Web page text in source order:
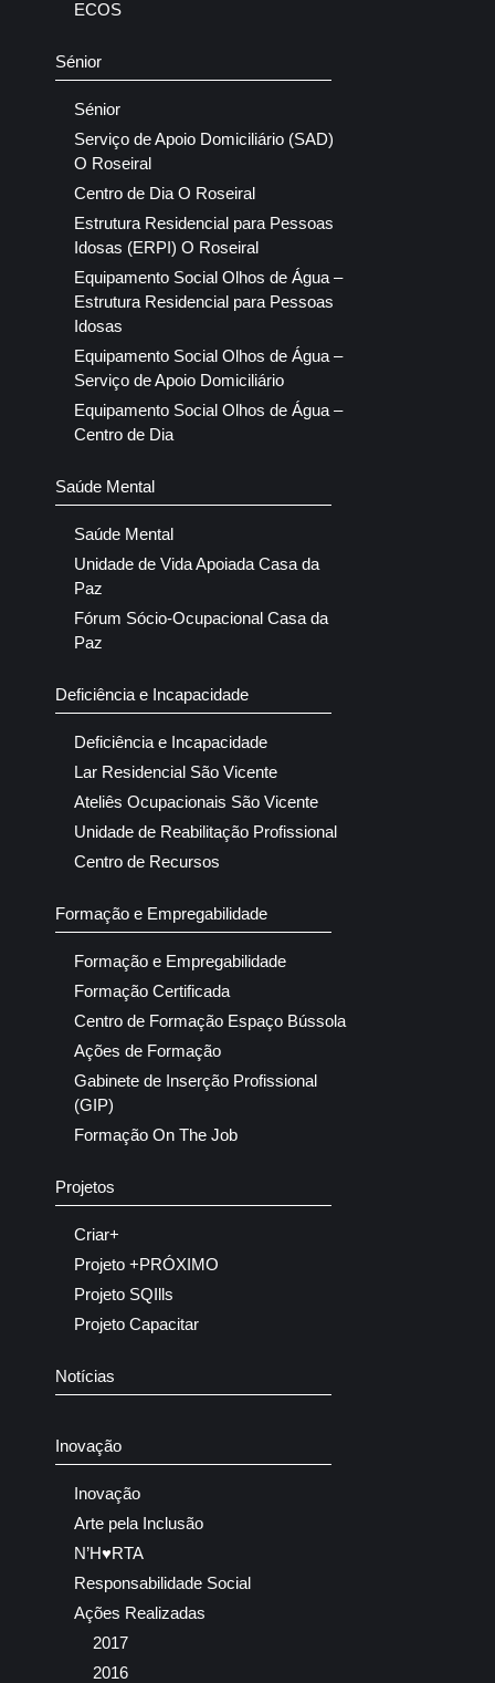
ECOS
Sénior
Sénior
Serviço de Apoio Domiciliário (SAD)
O Roseiral
Centro de Dia O Roseiral
Estrutura Residencial para Pessoas
Idosas (ERPI) O Roseiral
Equipamento Social Olhos de Água –
Estrutura Residencial para Pessoas
Idosas
Equipamento Social Olhos de Água –
Serviço de Apoio Domiciliário
Equipamento Social Olhos de Água –
Centro de Dia
Saúde Mental
Saúde Mental
Unidade de Vida Apoiada Casa da
Paz
Fórum Sócio-Ocupacional Casa da
Paz
Deficiência e Incapacidade
Deficiência e Incapacidade
Lar Residencial São Vicente
Ateliês Ocupacionais São Vicente
Unidade de Reabilitação Profissional
Centro de Recursos
Formação e Empregabilidade
Formação e Empregabilidade
Formação Certificada
Centro de Formação Espaço Bússola
Ações de Formação
Gabinete de Inserção Profissional
(GIP)
Formação On The Job
Projetos
Criar+
Projeto +PRÓXIMO
Projeto SQIlls
Projeto Capacitar
Notícias
Inovação
Inovação
Arte pela Inclusão
N’H♥RTA
Responsabilidade Social
Ações Realizadas
2017
2016